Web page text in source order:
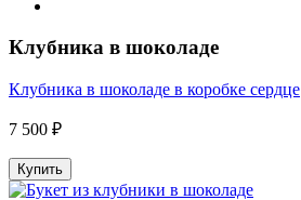
Клубника в шоколаде
Клубника в шоколаде в коробке сердце
7 500 ₽
Купить